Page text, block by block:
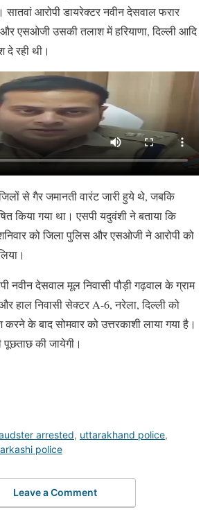
सातवां आरोपी डायरेक्टर नवीन देसवाल फरार
एसओजी उसकी तलाश में हरियाणा, दिल्ली आदि
दे रही थी।
से गैर जमानती वारंट जारी हुये थे, जबकि
किया गया था। एसपी यदुवंशी ने बताया कि
को जिला पुलिस और एसओजी ने आरोपी को
नवीन देसवाल मूल निवासी पौड़ी गढ़वाल के ग्राम
हाल निवासी सेक्टर A-6, नरेला, दिल्ली को
करने के बाद सोमवार को उत्तरकाशी लाया गया है।
की जायेगी।
arrested, uttarakhand police,
police
Leave a Comment